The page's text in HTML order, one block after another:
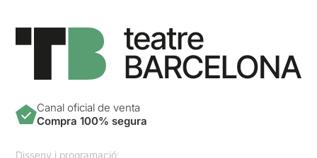
Canal oficial de venta
Compra 100% segura
Disseny i programació: